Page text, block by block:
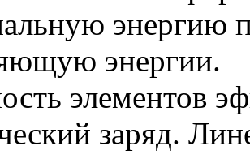
энергию
энергии.
элементов
заряд.